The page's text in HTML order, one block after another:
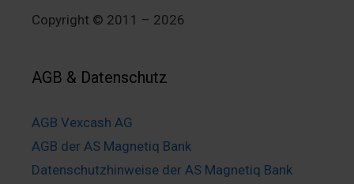
Copyright © 2011 – 2026
AGB & Datenschutz
AGB Vexcash AG
AGB der AS Magnetiq Bank
Datenschutzhinweise der AS Magnetiq Bank